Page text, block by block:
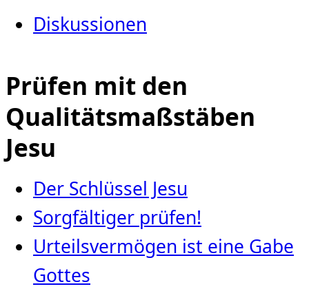
Diskussionen
Prüfen mit den
Qualitätsmaßstäben
Jesu
Der Schlüssel Jesu
Sorgfältiger prüfen!
Urteilsvermögen ist eine Gabe
Gottes